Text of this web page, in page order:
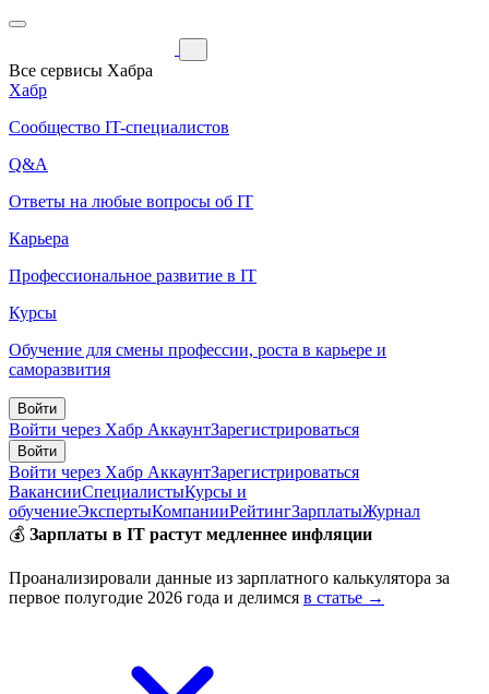
Все сервисы Хабра
Хабр
Сообщество IT-специалистов
Q&A
Ответы на любые вопросы об IT
Карьера
Профессиональное развитие в IT
Курсы
Обучение для смены профессии, роста в карьере и
саморазвития
Войти
Войти через Хабр АккаунтЗарегистрироваться
Войти
Войти через Хабр АккаунтЗарегистрироваться
ВакансииСпециалистыКурсы и
обучениеЭкспертыКомпанииРейтингЗарплатыЖурнал
💰 Зарплаты в IT растут медленнее инфляции
Проанализировали данные из зарплатного калькулятора за
первое полугодие 2026 года и делимся в статье →